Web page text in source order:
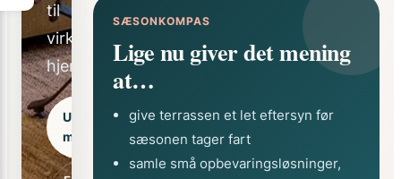
til
virkelige
hjem.
Udforsk
magasinet
SÆSONKOMPAS
Lige nu giver det mening
at…
give terrassen et let eftersyn før
sæsonen tager fart
samle små opbevaringsløsninger,